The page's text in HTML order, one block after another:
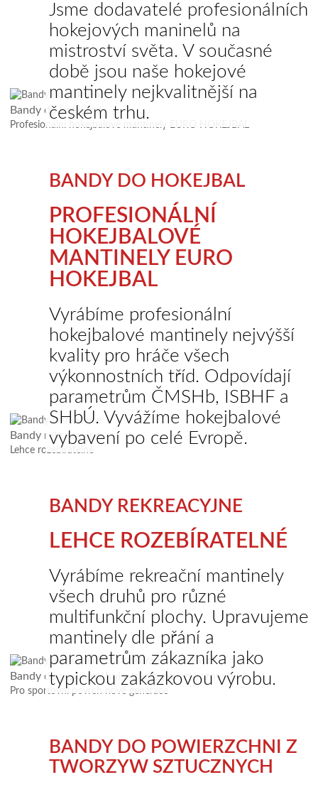
Jsme dodavatelé profesionálních
hokejových maninelů na
mistroství světa. V současné
době jsou naše hokejové
mantinely nejkvalitnější na
českém trhu.
Bandy do hokejbal
Profesionální hokejbalové mantinely EURO HOKEJBAL
BANDY DO HOKEJBAL
PROFESIONÁLNÍ
HOKEJBALOVÉ
MANTINELY EURO
HOKEJBAL
Vyrábíme profesionální
hokejbalové mantinely nejvýšší
kvality pro hráče všech
výkonnostních tříd. Odpovídají
parametrům ČMSHb, ISBHF a
SHbÚ. Vyvážíme hokejbalové
vybavení po celé Evropě.
Bandy rekreacyjne
Lehce rozebíratelné
BANDY REKREACYJNE
LEHCE ROZEBÍRATELNÉ
Vyrábíme rekreační mantinely
všech druhů pro různé
multifunkční plochy. Upravujeme
mantinely dle přání a
parametrům zákazníka jako
typickou zakázkovou výrobu.
Bandy do powierzchni z tworzyw sztucznych
Pro sportovní povrch nové generace
BANDY DO POWIERZCHNI Z
TWORZYW SZTUCZNYCH